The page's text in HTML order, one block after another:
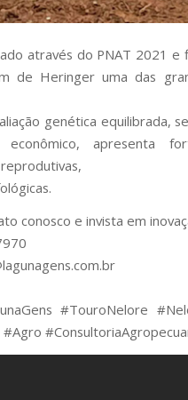
através do PNAT 2021
de Heringer uma das
genética equilibrada,
apresenta
conosco e invista em
#TouroNelore